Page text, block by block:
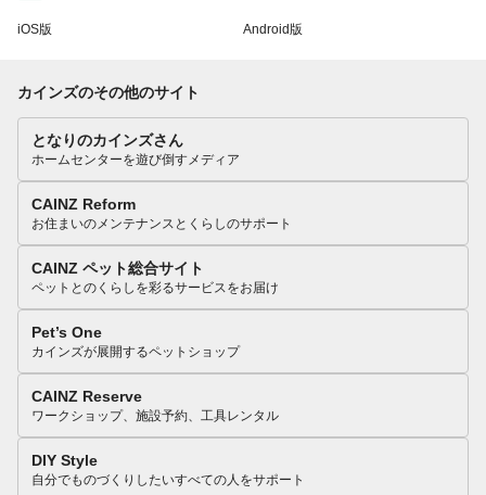
iOS版 Android版
カインズのその他のサイト
となりのカインズさん
ホームセンターを遊び倒すメディア
CAINZ Reform
お住まいのメンテナンスとくらしのサポート
CAINZ ペット総合サイト
ペットとのくらしを彩るサービスをお届け
Pet’s One
カインズが展開するペットショップ
CAINZ Reserve
ワークショップ、施設予約、工具レンタル
DIY Style
自分でものづくりしたいすべての人をサポート